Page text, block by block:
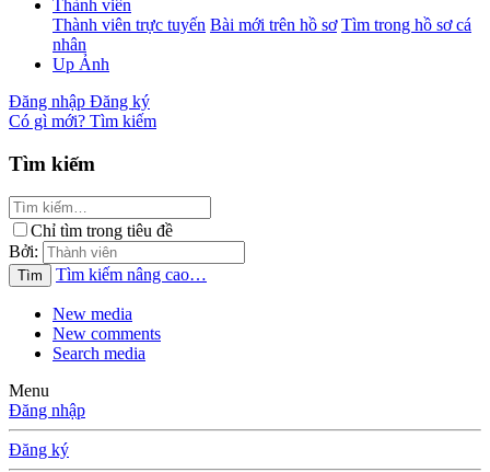
Thành viên
Thành viên trực tuyến Bài mới trên hồ sơ Tìm trong hồ sơ cá
nhân
Up Ảnh
Đăng nhập Đăng ký
Có gì mới? Tìm kiếm
Tìm kiếm
Chỉ tìm trong tiêu đề
Bởi:
Tìm Tìm kiếm nâng cao…
New media
New comments
Search media
Menu
Đăng nhập
Đăng ký